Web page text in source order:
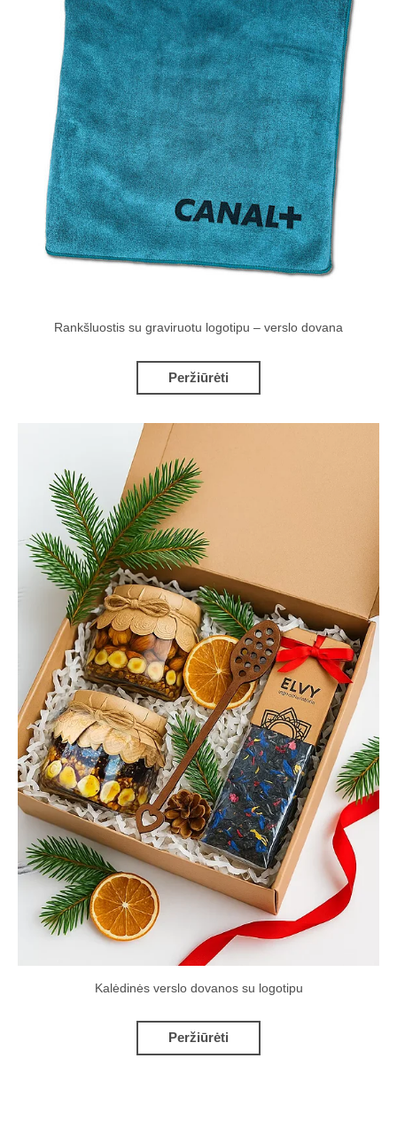
Rankšluostis su graviruotu logotipu – verslo dovana
Peržiūrėti
Kalėdinės verslo dovanos su logotipu
Peržiūrėti